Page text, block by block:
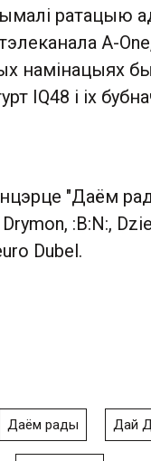
ратацыю
тэлеканала A-
намінацыях
IQ48 і іх
"Даём
:B:N:,
Dubel.
Даём рады Дай